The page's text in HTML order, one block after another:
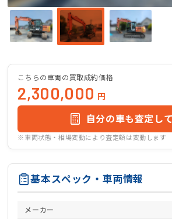
こちらの車両の買取成約価格
2,300,000 円
自分の車も査定し
※車両状態・相場変動により査定額は変動します
基本スペック・車両情報
メーカー